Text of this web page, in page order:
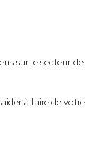
sur le secteur de
à faire de votre